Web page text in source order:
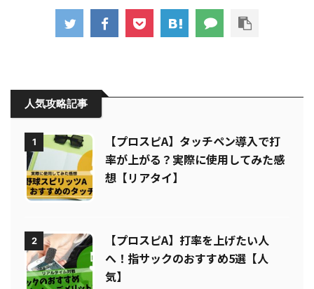
人気攻略記事
1
【プロスピA】タッチペン導入で打
率が上がる？実際に使用してみた感
想【リアタイ】
2
【プロスピA】打率を上げたい人
へ！指サックのおすすめ5選【人
気】